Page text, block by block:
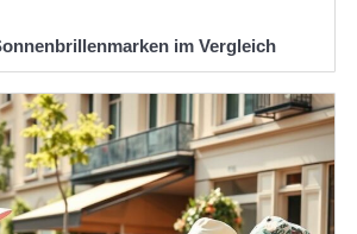
im Vergleich